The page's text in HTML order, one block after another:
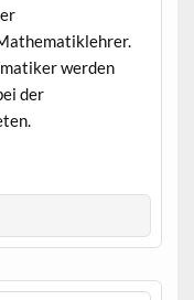
werden
der